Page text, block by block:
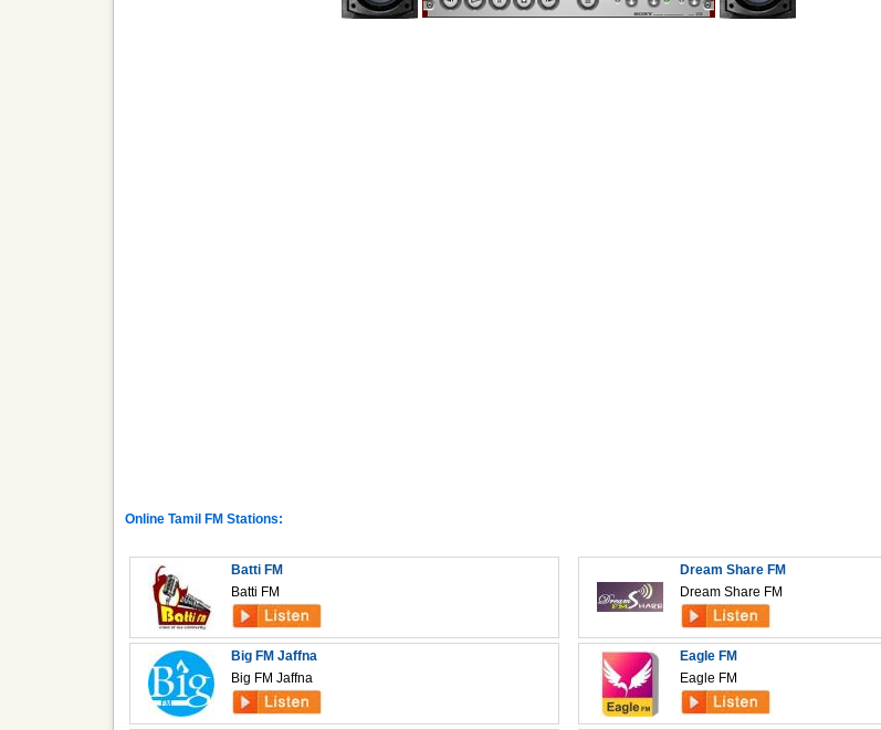
Online Tamil FM Stations:
Batti FM
Batti FM
Big FM Jaffna
Big FM Jaffna
Dream Share FM
Dream Share FM
Eagle FM
Eagle FM